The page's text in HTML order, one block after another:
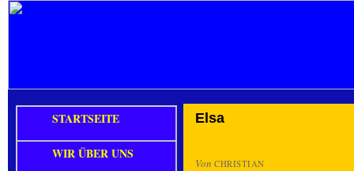
Elsa
Von CHRISTIAN
STARTSEITE
WIR ÜBER UNS